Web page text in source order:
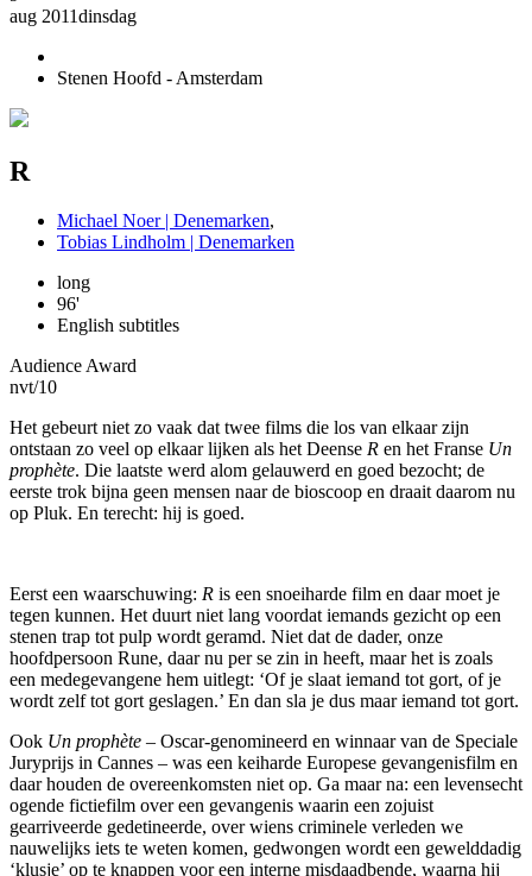
aug 2011dinsdag
Stenen Hoofd - Amsterdam
R
Michael Noer | Denemarken,
Tobias Lindholm | Denemarken
long
96'
English subtitles
Audience Award
nvt/10
Het gebeurt niet zo vaak dat twee films die los van elkaar zijn
ontstaan zo veel op elkaar lijken als het Deense R en het Franse Un
prophète. Die laatste werd alom gelauwerd en goed bezocht; de
eerste trok bijna geen mensen naar de bioscoop en draait daarom nu
op Pluk. En terecht: hij is goed.
Eerst een waarschuwing: R is een snoeiharde film en daar moet je
tegen kunnen. Het duurt niet lang voordat iemands gezicht op een
stenen trap tot pulp wordt geramd. Niet dat de dader, onze
hoofdpersoon Rune, daar nu per se zin in heeft, maar het is zoals
een medegevangene hem uitlegt: ‘Of je slaat iemand tot gort, of je
wordt zelf tot gort geslagen.’ En dan sla je dus maar iemand tot gort.
Ook Un prophète – Oscar-genomineerd en winnaar van de Speciale
Juryprijs in Cannes – was een keiharde Europese gevangenisfilm en
daar houden de overeenkomsten niet op. Ga maar na: een levensecht
ogende fictiefilm over een gevangenis waarin een zojuist
gearriveerde gedetineerde, over wiens criminele verleden we
nauwelijks iets te weten komen, gedwongen wordt een gewelddadig
‘klusje’ op te knappen voor een interne misdaadbende, waarna hij